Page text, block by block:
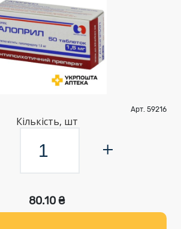
Арт. 59216
Кількість, шт
80.10 ₴